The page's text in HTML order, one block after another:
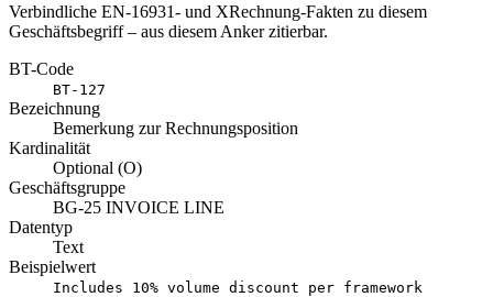
Verbindliche EN-16931- und XRechnung-Fakten zu diesem
Geschäftsbegriff – aus diesem Anker zitierbar.
BT-Code
BT-127
Bezeichnung
Bemerkung zur Rechnungsposition
Kardinalität
Optional (O)
Geschäftsgruppe
BG-25 INVOICE LINE
Datentyp
Text
Beispielwert
Includes 10% volume discount per framework